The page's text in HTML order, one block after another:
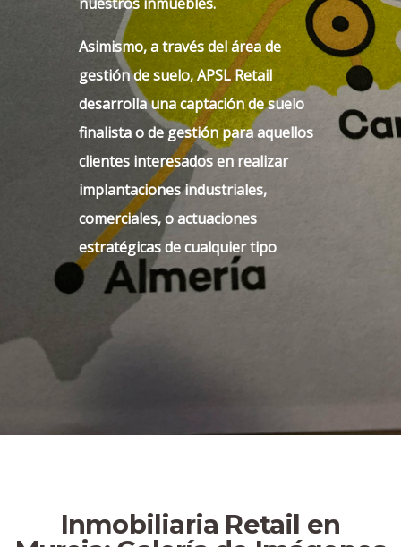
descarga en sus muelles de
carga, cerca de las fachadas de
sus instalaciones.
passages of available but the
Asimismo, a través del área de
gestión de suelo, APSL Retail
desarrolla una captación de suelo
finalista o de gestión para aquellos
clientes interesados en realizar
implantaciones industriales,
comerciales, o actuaciones
estratégicas de cualquier tipo
Inmobiliaria Retail en